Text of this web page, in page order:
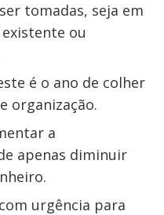
tomadas, seja em
ou
é o ano de colher
organização.
a
apenas diminuir
urgência para